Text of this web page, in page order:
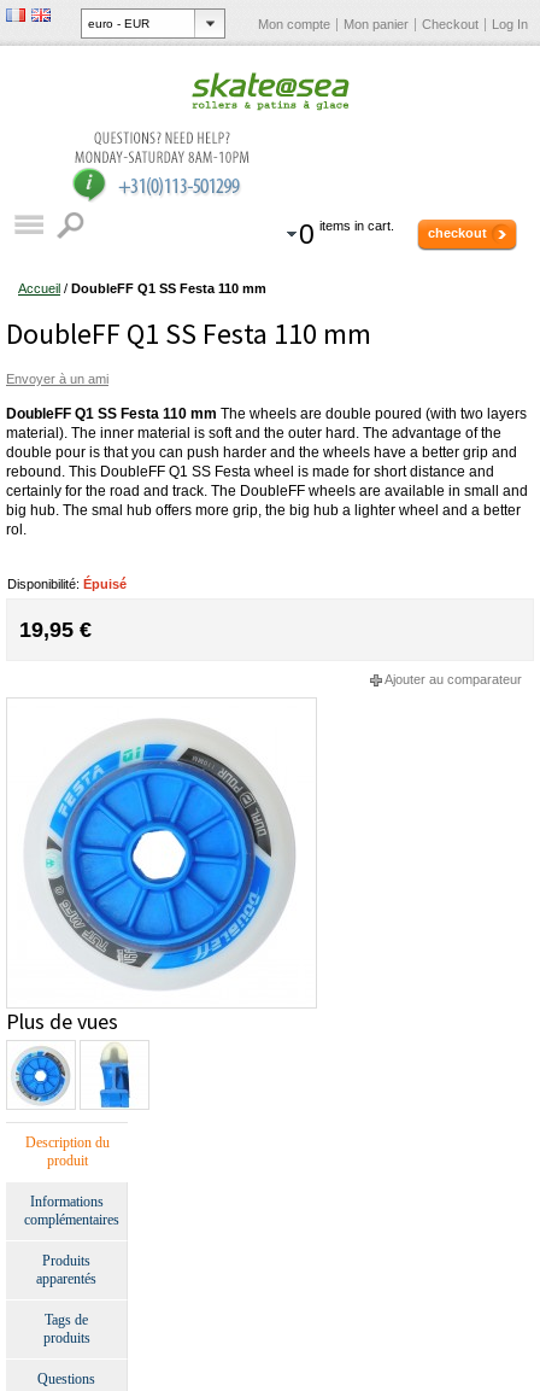
Mon compte Mon panier Checkout Log In
0 items in cart. checkout
Accueil / DoubleFF Q1 SS Festa 110 mm
DoubleFF Q1 SS Festa 110 mm
Envoyer à un ami
DoubleFF Q1 SS Festa 110 mm The wheels are double poured (with two layers
material). The inner material is soft and the outer hard. The advantage of the
double pour is that you can push harder and the wheels have a better grip and
rebound. This DoubleFF Q1 SS Festa wheel is made for short distance and
certainly for the road and track. The DoubleFF wheels are available in small and
big hub. The smal hub offers more grip, the big hub a lighter wheel and a better
rol.
Disponibilité: Épuisé
19,95 €
Ajouter au comparateur
Plus de vues
Description du
produit
Informations
complémentaires
Produits
apparentés
Tags de
produits
Questions